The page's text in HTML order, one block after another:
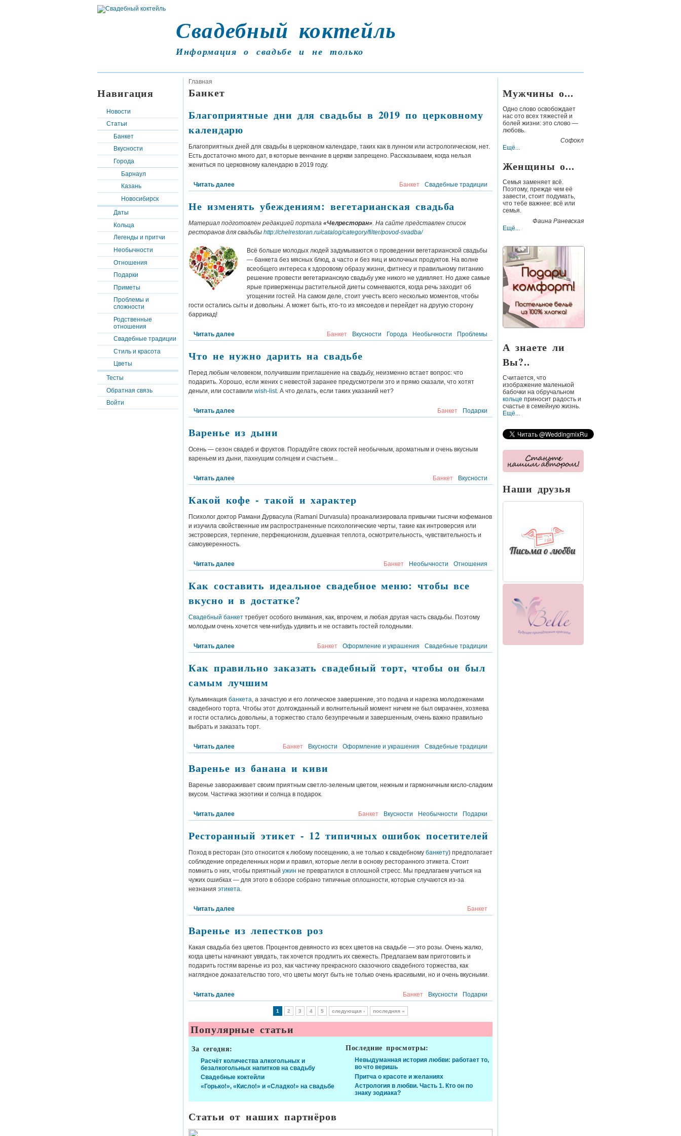
Свадебный коктейль
Информация о свадьбе и не только
Навигация
Новости
Статьи
Банкет
Вкусности
Города
Барнаул
Казань
Новосибирск
Даты
Кольца
Легенды и притчи
Необычности
Отношения
Подарки
Приметы
Проблемы и
сложности
Родственные
отношения
Свадебные традиции
Стиль и красота
Цветы
Тесты
Обратная связь
Войти
Главная
Банкет
Благоприятные дни для свадьбы в 2019 по церковному
календарю
Благоприятных дней для свадьбы в церковном календаре, таких как в лунном или астрологическом, нет.
Есть достаточно много дат, в которые венчание в церкви запрещено. Рассказываем, когда нельзя
жениться по церковному календарю в 2019 году.
Читать далее Банкет Свадебные традиции
Не изменять убеждениям: вегетарианская свадьба
Материал подготовлен редакцией портала «Челресторан». На сайте представлен список
ресторанов для свадьбы http://chelrestoran.ru/catalog/category/filter/povod-svadba/
Всё больше молодых людей задумываются о проведении вегетарианской свадьбы
— банкета без мясных блюд, а часто и без яиц и молочных продуктов. На волне
всеобщего интереса к здоровому образу жизни, фитнесу и правильному питанию
решение провести вегетарианскую свадьбу уже никого не удивляет. Но даже самые
ярые приверженцы растительной диеты сомневаются, когда речь заходит об
угощении гостей. На самом деле, стоит учесть всего несколько моментов, чтобы
гости остались сыты и довольны. А может быть, кто-то из мясоедов и перейдет на другую сторону
баррикад!
Читать далее Банкет Вкусности Города Необычности Проблемы
Что не нужно дарить на свадьбе
Перед любым человеком, получившим приглашение на свадьбу, неизменно встает вопрос: что
подарить. Хорошо, если жених с невестой заранее предусмотрели это и прямо сказали, что хотят
деньги, или составили wish-list. А что делать, если таких указаний нет?
Читать далее Банкет Подарки
Варенье из дыни
Осень — сезон свадеб и фруктов. Порадуйте своих гостей необычным, ароматным и очень вкусным
вареньем из дыни, пахнущим солнцем и счастьем...
Читать далее Банкет Вкусности
Какой кофе - такой и характер
Психолог доктор Рамани Дурвасула (Ramani Durvasula) проанализировала привычки тысячи кофеманов
и изучила свойственные им распространенные психологические черты, такие как интроверсия или
экстроверсия, терпение, перфекционизм, душевная теплота, осмотрительность, чувствительность и
самоуверенность.
Читать далее Банкет Необычности Отношения
Как составить идеальное свадебное меню: чтобы все
вкусно и в достатке?
Свадебный банкет требует особого внимания, как, впрочем, и любая другая часть свадьбы. Поэтому
молодым очень хочется чем-нибудь удивить и не оставить гостей голодными.
Читать далее Банкет Оформление и украшения Свадебные традиции
Как правильно заказать свадебный торт, чтобы он был
самым лучшим
Кульминация банкета, а зачастую и его логическое завершение, это подача и нарезка молодоженами
свадебного торта. Чтобы этот долгожданный и волнительный момент ничем не был омрачнен, хозяева
и гости остались довольны, а торжество стало безупречным и завершенным, очень важно правильно
выбрать и заказать торт.
Читать далее Банкет Вкусности Оформление и украшения Свадебные традиции
Варенье из банана и киви
Варенье завораживает своим приятным светло-зеленым цветом, нежным и гармоничным кисло-сладким
вкусом. Частичка экзотики и солнца в подарок.
Читать далее Банкет Вкусности Необычности Подарки
Ресторанный этикет - 12 типичных ошибок посетителей
Поход в ресторан (это относится к любому посещению, а не только к свадебному банкету) предполагает
соблюдение определенных норм и правил, которые легли в основу ресторанного этикета. Стоит
помнить о них, чтобы приятный ужин не превратился в сплошной стресс. Мы предлагаем учиться на
чужих ошибках — для этого в обзоре собрано типичные оплошности, которые случаются из-за
незнания этикета.
Читать далее Банкет
Варенье из лепестков роз
Какая свадьба без цветов. Процентов девяносто из всех цветов на свадьбе — это розы. Очень жалко,
когда цветы начинают увядать, так хочется продлить их свежесть. Предлагаем вам приготовить и
подарить гостям варенье из роз, как частичку прекрасного сказочного свадебного торжества, как
наглядное доказательство того, что цветы могут быть не только очень красивыми, но и очень вкусными.
Читать далее Банкет Вкусности Подарки
1 2 3 4 5 следующая › последняя »
Популярные статьи
За сегодня:
Расчёт количества алкогольных и
безалкогольных напитков на свадьбу
Свадебные коктейли
«Горько!», «Кисло!» и «Сладко!» на свадьбе
Последние просмотры:
Невыдуманная история любви: работает то,
во что веришь
Притча о красоте и желаниях
Астрология в любви. Часть 1. Кто он по
знаку зодиака?
Статьи от наших партнёров
Мужчины о...
Одно слово освобождает
нас ото всех тяжестей и
болей жизни: это слово —
любовь.
Софокл
Ещё...
Женщины о...
Семья заменяет всё.
Поэтому, прежде чем её
завести, стоит подумать,
что тебе важнее: всё или
семья.
Фаина Раневская
Ещё...
А знаете ли
Вы?..
Считается , что
изображение маленькой
бабочки на обручальном
кольце приносит радость и
счастье в семейную жизнь.
Ещё...
Наши друзья